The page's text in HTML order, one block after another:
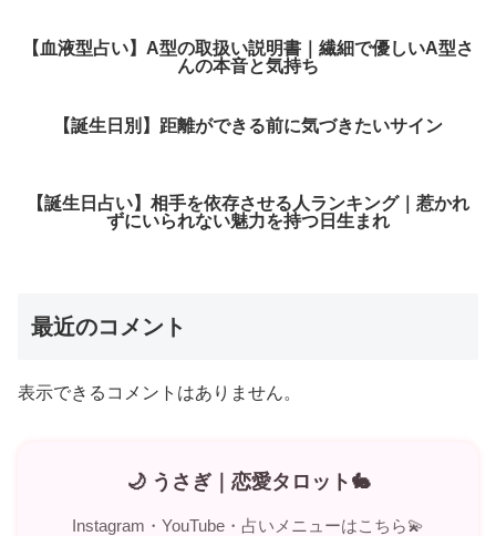
【血液型占い】A型の取扱い説明書｜繊細で優しいA型さ
んの本音と気持ち
【誕生日別】距離ができる前に気づきたいサイン
【誕生日占い】相手を依存させる人ランキング｜惹かれ
ずにいられない魅力を持つ日生まれ
最近のコメント
表示できるコメントはありません。
🌙 うさぎ｜恋愛タロット🐇
Instagram・YouTube・占いメニューはこちら💫